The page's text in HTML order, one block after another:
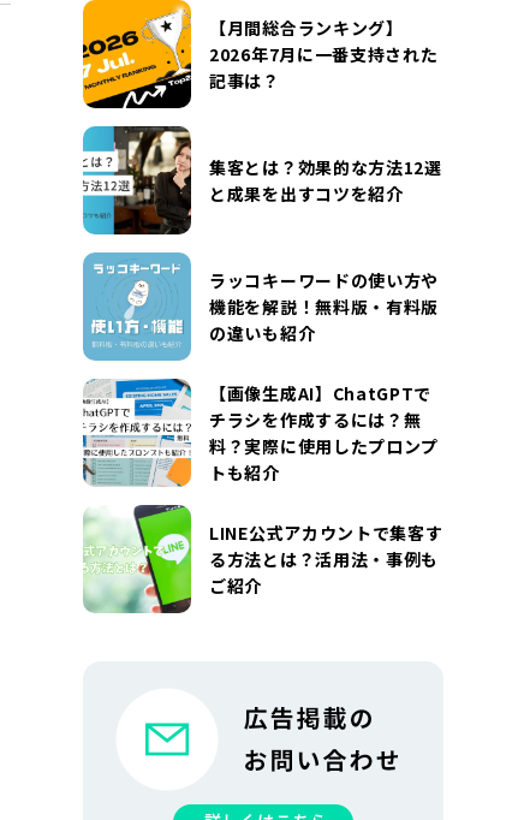
【月間総合ランキング】
2026年7月に一番支持された
記事は？
集客とは？効果的な方法12選
と成果を出すコツを紹介
ラッコキーワードの使い方や
機能を解説！無料版・有料版
の違いも紹介
【画像生成AI】ChatGPTで
チラシを作成するには？無
料？実際に使用したプロンプ
トも紹介
LINE公式アカウントで集客す
る方法とは？活用法・事例も
ご紹介